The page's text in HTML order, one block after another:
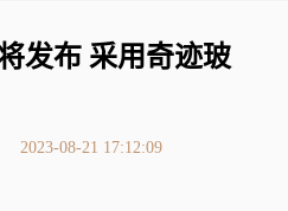
发布 采用奇迹玻
2023-08-21 17:12:09